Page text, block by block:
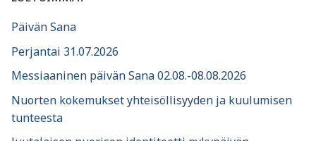
Päivän Sana
Perjantai 31.07.2026
Messiaaninen päivän Sana 02.08.-08.08.2026
Nuorten kokemukset yhteisöllisyyden ja kuulumisen
tunteesta